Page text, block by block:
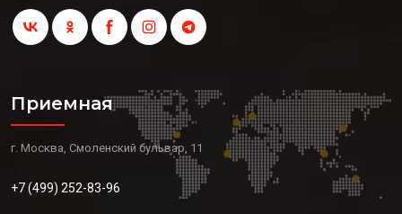
Приемная
г. Москва, Смоленский бульвар, 11
+7 (499) 252-83-96